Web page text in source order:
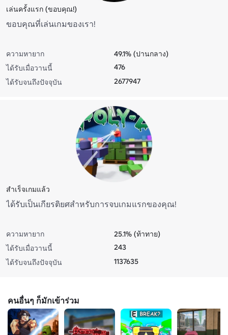
เล่นครั้งแรก (ขอบคุณ!)
ขอบคุณที่เล่นเกมของเรา!
ความหายาก
49.1% (ปานกลาง)
ได้รับเมื่อวานนี้
476
ได้รับจนถึงปัจจุบัน
2677947
สําเร็จเกมแล้ว
ได้รับเป็นเกียรติยศสําหรับการจบเกมแรกของคุณ!
ความหายาก
25.1% (ท้าทาย)
ได้รับเมื่อวานนี้
243
ได้รับจนถึงปัจจุบัน
1137635
คนอื่นๆ ก็มักเข้าร่วม